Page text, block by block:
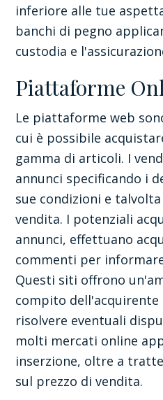
inferiore alle tue
banchi di pegno
custodia e
Piattaforme
Le piattaforme web
cui è possibile
gamma di articoli. I
annunci specificando i
sue condizioni e
vendita. I potenziali
annunci, effettuano
commenti per
Questi siti offrono
compito dell'acquirente
risolvere eventuali
molti mercati online
inserzione, oltre a
sul prezzo di vendita.